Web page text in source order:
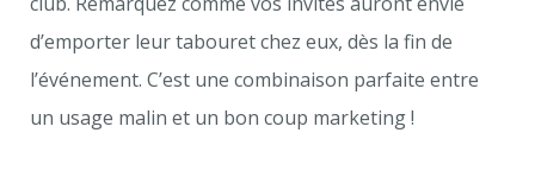
d’emporter leur tabouret chez eux, dès la fin de
l’événement. C’est une combinaison parfaite entre
un usage malin et un bon coup marketing !